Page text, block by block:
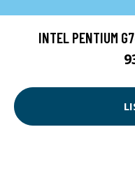
INTEL PENTIUM